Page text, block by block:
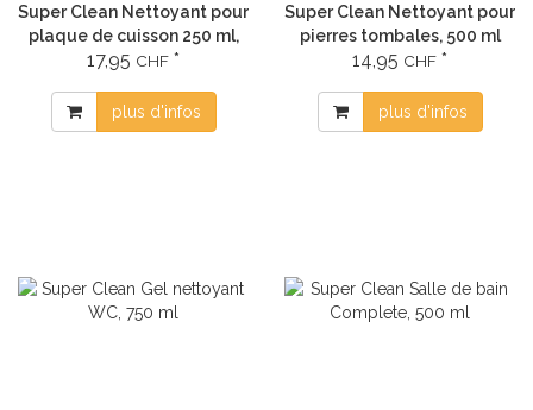
Super Clean Nettoyant pour
plaque de cuisson 250 ml,
éponge Magic incluse
17,95 CHF *
plus d'infos
Super Clean Nettoyant pour
pierres tombales, 500 ml
14,95 CHF *
plus d'infos